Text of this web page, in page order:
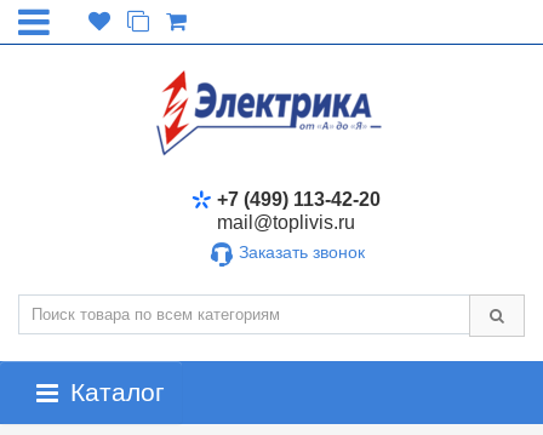
+7 (499) 113-42-20
mail@toplivis.ru
Заказать звонок
Каталог